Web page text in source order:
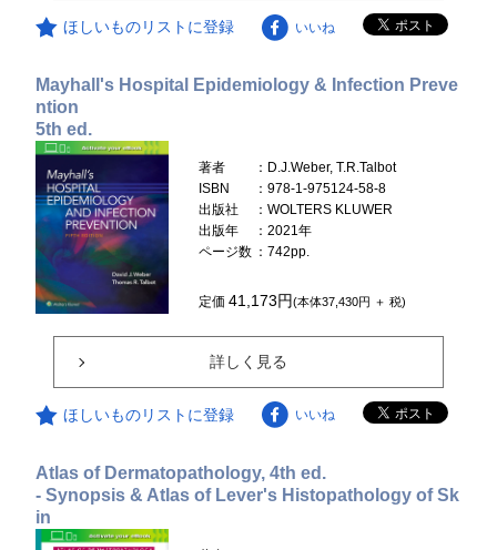
ほしいものリストに登録 いいね
Mayhall's Hospital Epidemiology & Infection Preve
ntion
5th ed.
著者
：D.J.Weber, T.R.Talbot
ISBN
：978-1-975124-58-8
出版社
：WOLTERS KLUWER
出版年
：2021年
ページ数 ：742pp.
定価41,173円(本体37,430円 ＋ 税)
詳しく見る
ほしいものリストに登録 いいね
Atlas of Dermatopathology, 4th ed.
- Synopsis & Atlas of Lever's Histopathology of Sk
in